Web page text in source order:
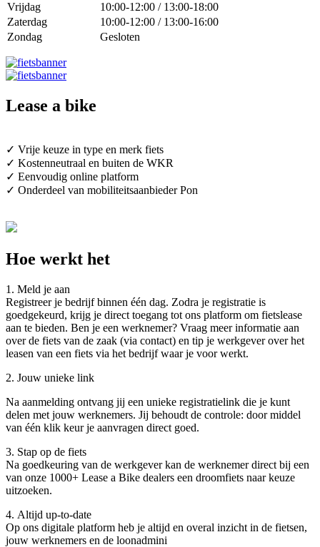
Vrijdag
10:00-12:00 / 13:00-18:00
Zaterdag
10:00-12:00 / 13:00-16:00
Zondag
Gesloten
Lease a bike
✓ Vrije keuze in type en merk fiets
✓ Kostenneutraal en buiten de WKR
✓ Eenvoudig online platform
✓ Onderdeel van mobiliteitsaanbieder Pon
Hoe werkt het
1. Meld je aan
Registreer je bedrijf binnen één dag. Zodra je registratie is
goedgekeurd, krijg je direct toegang tot ons platform om fietslease
aan te bieden. Ben je een werknemer? Vraag meer informatie aan
over de fiets van de zaak (via contact) en tip je werkgever over het
leasen van een fiets via het bedrijf waar je voor werkt.
2. Jouw unieke link
Na aanmelding ontvang jij een unieke registratielink die je kunt
delen met jouw werknemers. Jij behoudt de controle: door middel
van één klik keur je aanvragen direct goed.
3. Stap op de fiets
Na goedkeuring van de werkgever kan de werknemer direct bij een
van onze 1000+ Lease a Bike dealers een droomfiets naar keuze
uitzoeken.
4. Altijd up-to-date
Op ons digitale platform heb je altijd en overal inzicht in de fietsen,
jouw werknemers en de loonadmini